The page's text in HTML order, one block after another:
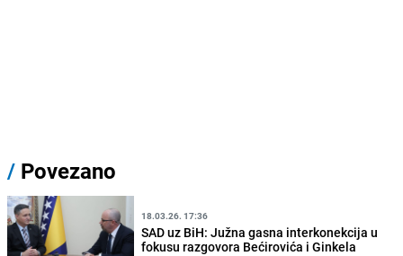
/ Povezano
18.03.26. 17:36
SAD uz BiH: Južna gasna interkonekcija u
fokusu razgovora Bećirovića i Ginkela